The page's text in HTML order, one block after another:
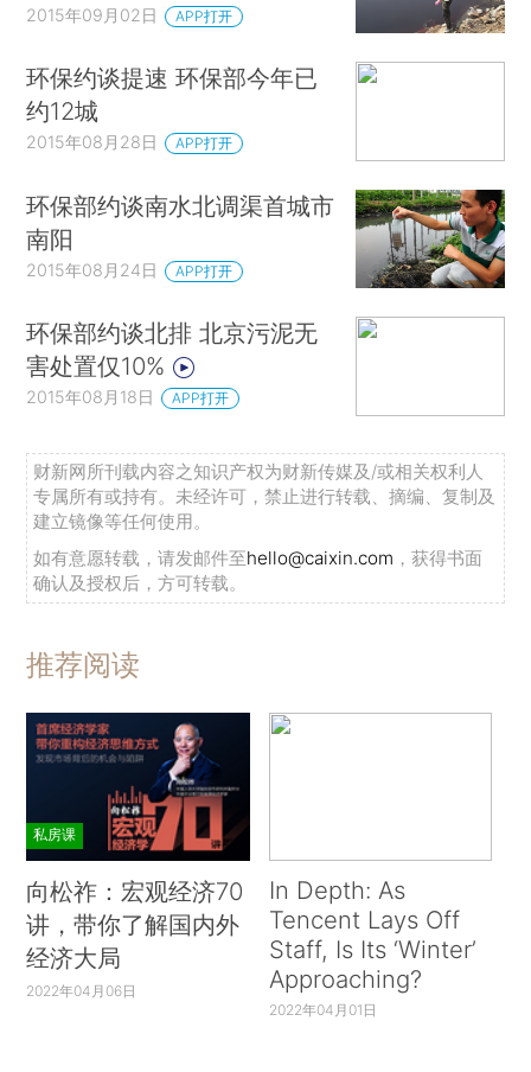
2015年09月02日 APP打开
环保约谈提速 环保部今年已
约12城
2015年08月28日 APP打开
环保部约谈南水北调渠首城市
南阳
2015年08月24日 APP打开
环保部约谈北排 北京污泥无
害处置仅10%
2015年08月18日 APP打开
财新网所刊载内容之知识产权为财新传媒及/或相关权利人
专属所有或持有。未经许可，禁止进行转载、摘编、复制及
建立镜像等任何使用。
如有意愿转载，请发邮件至hello@caixin.com ，获得书面
确认及授权后，方可转载。
推荐阅读
私房课
向松祚：宏观经济70
讲，带你了解国内外
经济大局
2022年04月06日
In Depth: As
Tencent Lays Off
Staff, Is Its ‘Winter’
Approaching?
2022年04月01日